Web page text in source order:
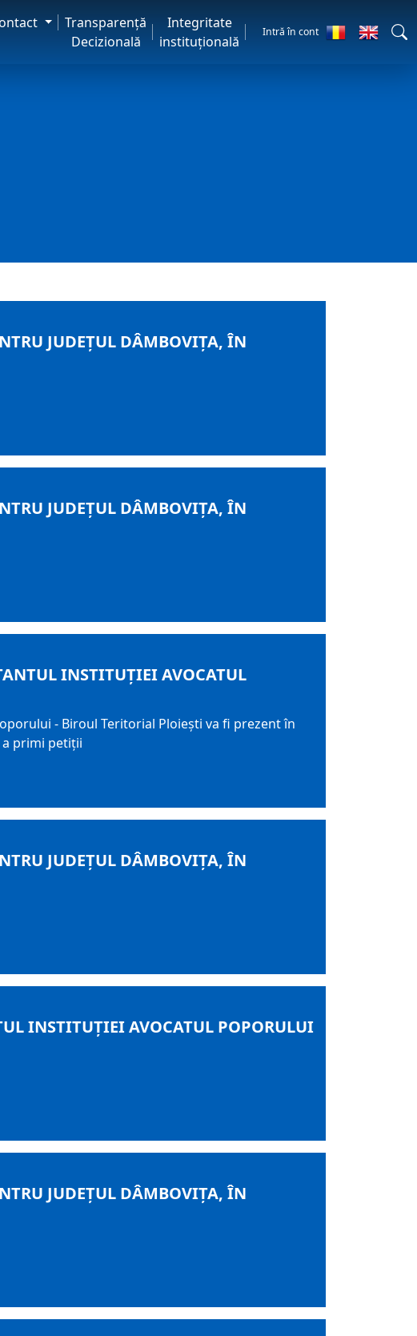
Transparență
Decizională
Integritate
instituțională
Intră în cont
JUDEȚUL DÂMBOVIȚA, ÎN
JUDEȚUL DÂMBOVIȚA, ÎN
INSTITUŢIEI AVOCATUL
- Biroul Teritorial Ploieşti va fi prezent în
primi petiţii
JUDEȚUL DÂMBOVIȚA, ÎN
INSTITUŢIEI AVOCATUL POPORULUI
JUDEȚUL DÂMBOVIȚA, ÎN